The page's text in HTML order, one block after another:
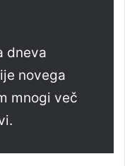
dneva
novega
mnogi več